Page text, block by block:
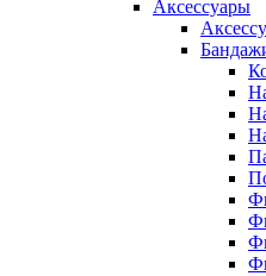
Аксессуары